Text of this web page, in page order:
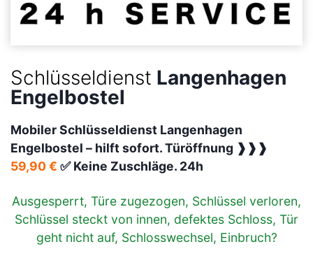
Schlüsseldienst Langenhagen
Engelbostel
Mobiler Schlüsseldienst Langenhagen
Engelbostel – hilft sofort. Türöffnung ❱❱❱
59,90 € ✅ Keine Zuschläge. 24h
Ausgesperrt, Türe zugezogen, Schlüssel verloren,
Schlüssel steckt von innen, defektes Schloss, Tür
geht nicht auf, Schlosswechsel, Einbruch?